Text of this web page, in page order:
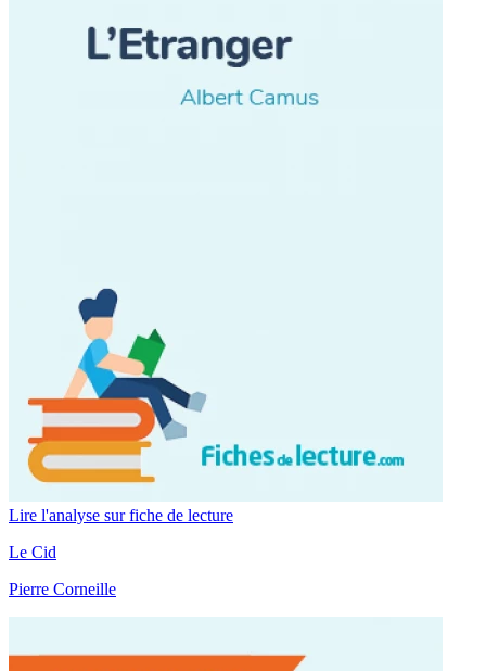
Lire l'analyse sur fiche de lecture
Le Cid
Pierre Corneille